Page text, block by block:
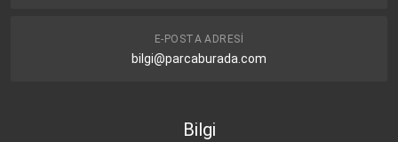
E-POSTA ADRESI
bilgi@parcaburada.com
Bilgi